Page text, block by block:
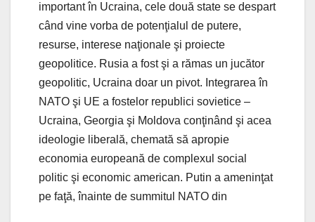
important în Ucraina, cele două state se despart
când vine vorba de potenţialul de putere,
resurse, interese naţionale şi proiecte
geopolitice. Rusia a fost şi a rămas un jucător
geopolitic, Ucraina doar un pivot. Integrarea în
NATO şi UE a fostelor republici sovietice –
Ucraina, Georgia şi Moldova conţinând şi acea
ideologie liberală, chemată să apropie
economia europeană de complexul social
politic şi economic american. Putin a ameninţat
pe faţă, înainte de summitul NATO din